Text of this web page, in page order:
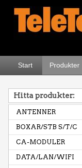
Start Produkter
Hitta produkter:
ANTENNER
BOXAR/STB S/T/C
CA-MODULER
DATA/LAN/WIFI